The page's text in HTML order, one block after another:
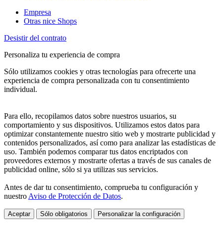
Empresa
Otras nice Shops
Desistir del contrato
Personaliza tu experiencia de compra
Sólo utilizamos cookies y otras tecnologías para ofrecerte una
experiencia de compra personalizada con tu consentimiento
individual.
Para ello, recopilamos datos sobre nuestros usuarios, su
comportamiento y sus dispositivos. Utilizamos estos datos para
optimizar constantemente nuestro sitio web y mostrarte publicidad y
contenidos personalizados, así como para analizar las estadísticas de
uso. También podemos comparar tus datos encriptados con
proveedores externos y mostrarte ofertas a través de sus canales de
publicidad online, sólo si ya utilizas sus servicios.
Antes de dar tu consentimiento, comprueba tu configuración y
nuestro Aviso de Protección de Datos.
Aceptar Sólo obligatorios Personalizar la configuración